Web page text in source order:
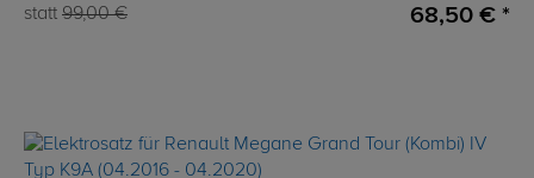
statt 99,00 € 68,50 € *